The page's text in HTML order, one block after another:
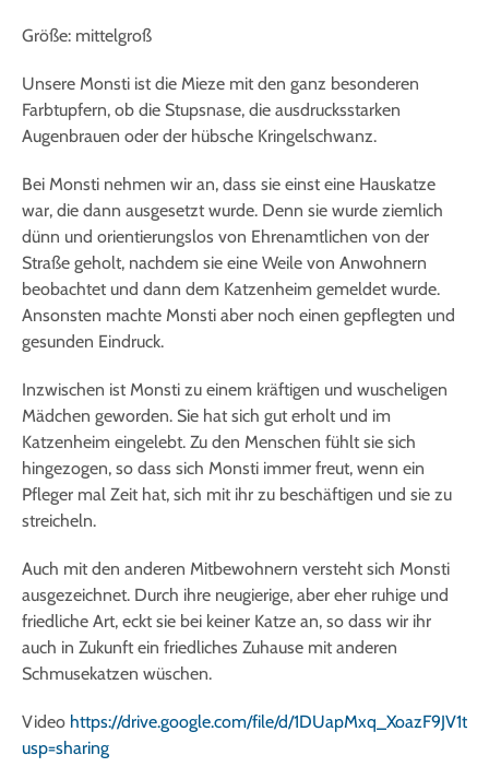
Größe: mittelgroß
Unsere Monsti ist die Mieze mit den ganz besonderen
Farbtupfern, ob die Stupsnase, die ausdrucksstarken
Augenbrauen oder der hübsche Kringelschwanz.
Bei Monsti nehmen wir an, dass sie einst eine Hauskatze
war, die dann ausgesetzt wurde. Denn sie wurde ziemlich
dünn und orientierungslos von Ehrenamtlichen von der
Straße geholt, nachdem sie eine Weile von Anwohnern
beobachtet und dann dem Katzenheim gemeldet wurde.
Ansonsten machte Monsti aber noch einen gepflegten und
gesunden Eindruck.
Inzwischen ist Monsti zu einem kräftigen und wuscheligen
Mädchen geworden. Sie hat sich gut erholt und im
Katzenheim eingelebt. Zu den Menschen fühlt sie sich
hingezogen, so dass sich Monsti immer freut, wenn ein
Pfleger mal Zeit hat, sich mit ihr zu beschäftigen und sie zu
streicheln.
Auch mit den anderen Mitbewohnern versteht sich Monsti
ausgezeichnet. Durch ihre neugierige, aber eher ruhige und
friedliche Art, eckt sie bei keiner Katze an, so dass wir ihr
auch in Zukunft ein friedliches Zuhause mit anderen
Schmusekatzen wüschen.
Video https://drive.google.com/file/d/
usp=sharing